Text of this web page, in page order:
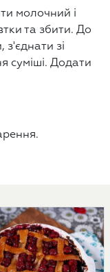
молочний і
та збити. До
зі
суміші. Додати